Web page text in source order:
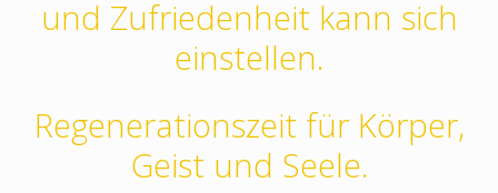
und Zufriedenheit kann sich
einstellen.
Regenerationszeit für Körper,
Geist und Seele.